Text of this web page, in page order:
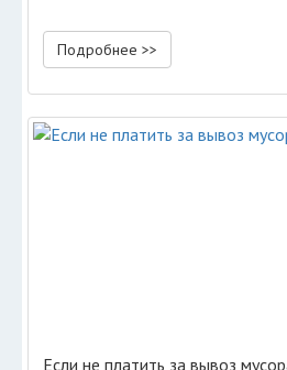
Подробнее >>
Если не платить за вывоз